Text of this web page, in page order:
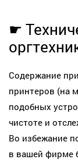
☛
Содержание
принтеров (на
подобных
чистоте и
Во избежание
в вашей фирме